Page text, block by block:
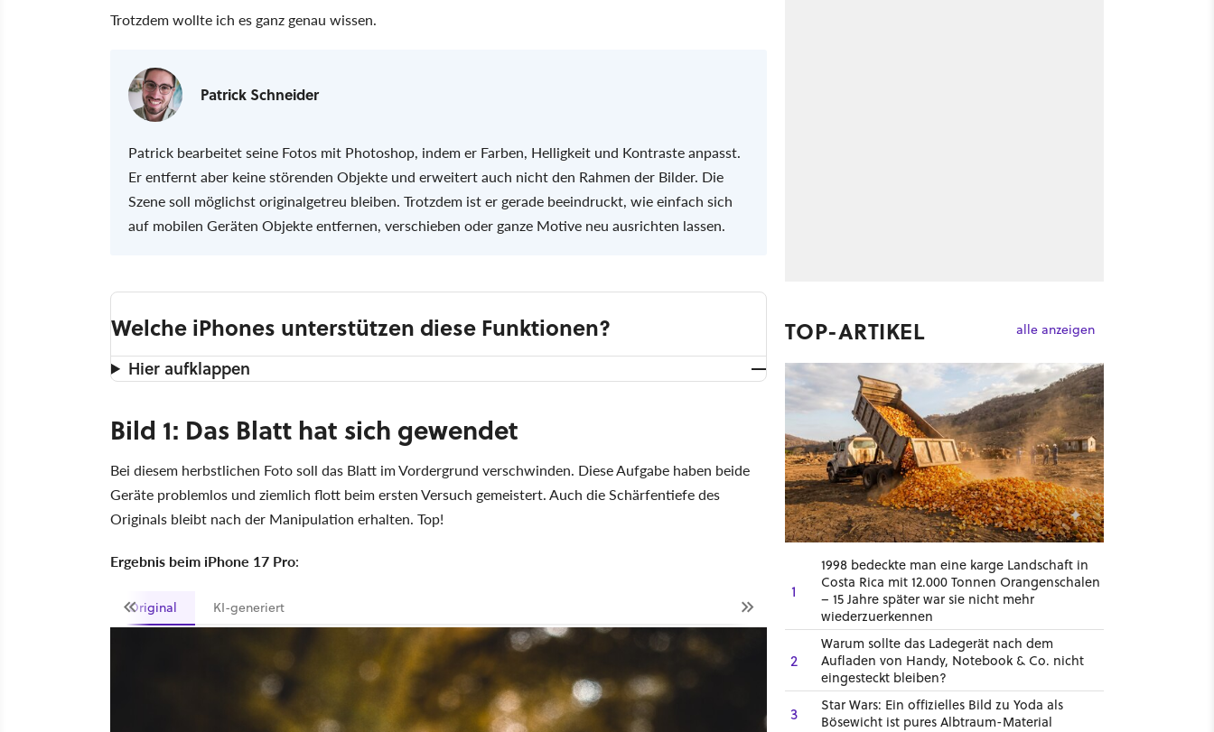
Trotzdem wollte ich es ganz genau wissen.
Patrick Schneider
Patrick bearbeitet seine Fotos mit Photoshop, indem er Farben, Helligkeit und Kontraste anpasst.
Er entfernt aber keine störenden Objekte und erweitert auch nicht den Rahmen der Bilder. Die
Szene soll möglichst originalgetreu bleiben. Trotzdem ist er gerade beeindruckt, wie einfach sich
auf mobilen Geräten Objekte entfernen, verschieben oder ganze Motive neu ausrichten lassen.
Welche iPhones unterstützen diese Funktionen?
Hier aufklappen
Bild 1: Das Blatt hat sich gewendet
Bei diesem herbstlichen Foto soll das Blatt im Vordergrund verschwinden. Diese Aufgabe haben beide
Geräte problemlos und ziemlich flott beim ersten Versuch gemeistert. Auch die Schärfentiefe des
Originals bleibt nach der Manipulation erhalten. Top!
Ergebnis beim iPhone 17 Pro:
Original KI-generiert
TOP-ARTIKEL alle anzeigen
1
1998 bedeckte man eine karge Landschaft in
Costa Rica mit 12.000 Tonnen Orangenschalen
– 15 Jahre später war sie nicht mehr
wiederzuerkennen
2
Warum sollte das Ladegerät nach dem
Aufladen von Handy, Notebook & Co. nicht
eingesteckt bleiben?
3
Star Wars: Ein offizielles Bild zu Yoda als
Bösewicht ist pures Albtraum-Material